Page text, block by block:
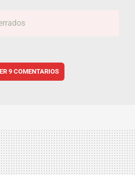
9 COMENTARIOS